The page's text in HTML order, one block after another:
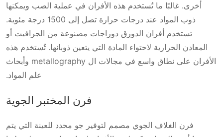
أخرى. غالبًا ما تُستخدم هذه الأفران في عملية الصب ويمكنها
ذوب المواد عند درجات حرارة تصل إلى 1500 درجة مئوية.
تستخدم أفران الدورق دوراجات مصنوعة من الجرافيت أو
المعادن الحرارية لاحتواء المادة التي يتعين ذوبانها. تُستخدم هذه
الأفران على نطاق واسع في مجالات ال metallography وأبحاث
علم المواد.
فرن المختبر الجوية
فرن الغلاف الجوي مصمم لتوفير جو محدد للعينة التي يتم